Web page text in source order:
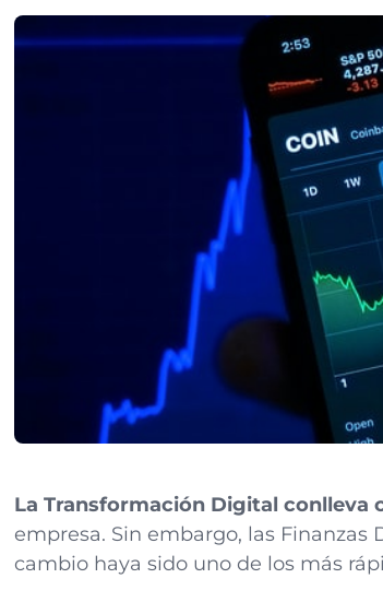
La Transformación Digital conlleva
empresa. Sin embargo, las
cambio haya sido uno de los más